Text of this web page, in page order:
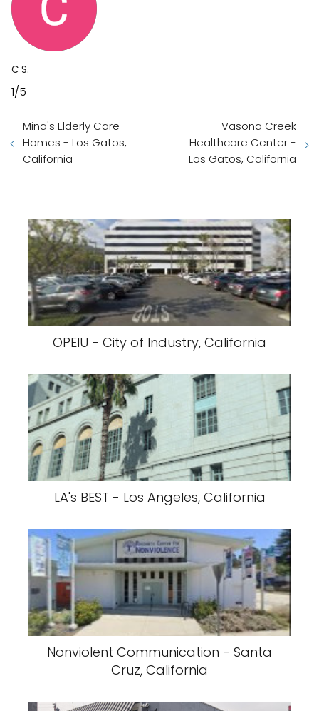
C S.
1/5
Mina's Elderly Care
Homes - Los Gatos,
California
Vasona Creek
Healthcare Center -
Los Gatos, California
OPEIU - City of Industry, California
LA's BEST - Los Angeles, California
Nonviolent Communication - Santa
Cruz, California